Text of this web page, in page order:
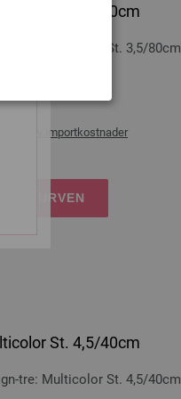
St. 3,5/80cm
tre: Multicolor St. 3,5/80cm
og ev importkostnader
St. 4,5/40cm
tre: Multicolor St. 4,5/40cm